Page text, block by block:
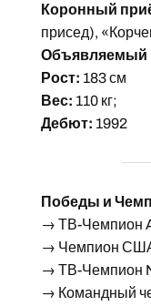
Коронный
присед),
Объявляемый
Рост: 183 см
Вес: 110 кг;
Дебют: 1992
Победы и
→ ТВ-Чемпион
→ Чемпион США
→ ТВ-Чемпион
→ Командный